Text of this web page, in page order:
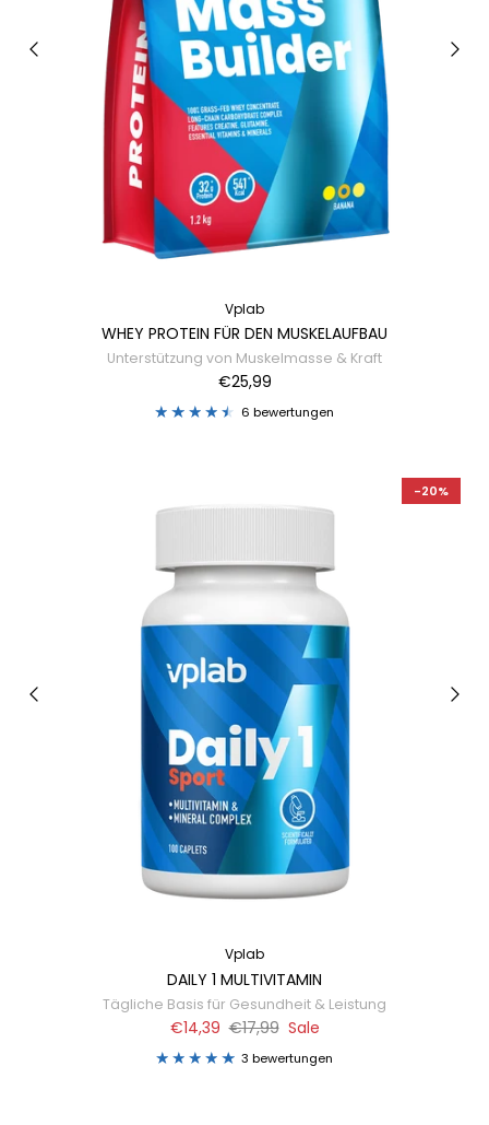
Vplab
WHEY PROTEIN FÜR DEN MUSKELAUFBAU
Unterstützung von Muskelmasse & Kraft
€25,99
6 bewertungen
-20%
Vplab
DAILY 1 MULTIVITAMIN
Tägliche Basis für Gesundheit & Leistung
€14,39 €17,99 Sale
3 bewertungen